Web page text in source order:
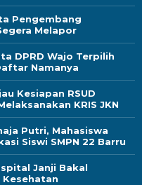
Pengembang
Melapor
DPRD Wajo Terpilih
Namanya
Kesiapan RSUD
KRIS JKN
Putri, Mahasiswa
Siswi SMPN 22 Barru
Janji Bakal
Kesehatan